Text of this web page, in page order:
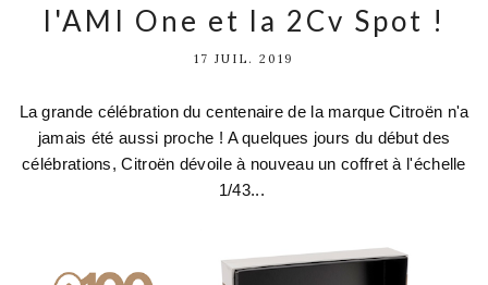
l'AMI One et la 2Cv Spot !
17 JUIL. 2019
La grande célébration du centenaire de la marque Citroën n'a
jamais été aussi proche ! A quelques jours du début des
célébrations, Citroën dévoile à nouveau un coffret à l'échelle
1/43...